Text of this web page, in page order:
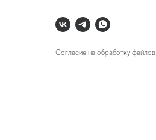
Согласие на обработку